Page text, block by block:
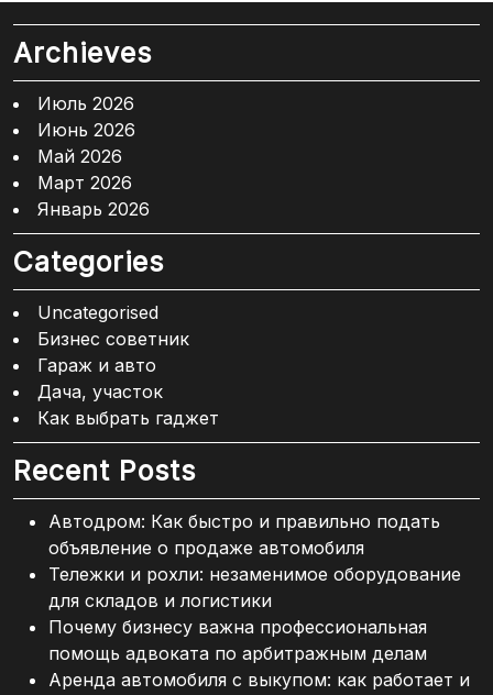
Archieves
Июль 2026
Июнь 2026
Май 2026
Март 2026
Январь 2026
Categories
Uncategorised
Бизнес советник
Гараж и авто
Дача, участок
Как выбрать гаджет
Recent Posts
Автодром: Как быстро и правильно подать
объявление о продаже автомобиля
Тележки и рохли: незаменимое оборудование
для складов и логистики
Почему бизнесу важна профессиональная
помощь адвоката по арбитражным делам
Аренда автомобиля с выкупом: как работает и